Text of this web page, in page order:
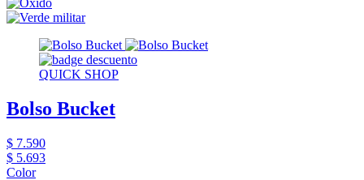
QUICK SHOP
Bolso Bucket
$ 7.590
$ 5.693
Color